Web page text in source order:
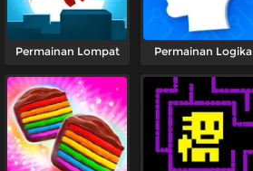
Permainan Lompat Permainan Logika